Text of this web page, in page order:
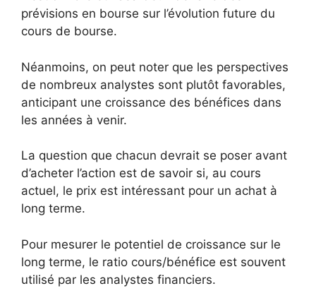
prévisions en bourse sur l’évolution future du
cours de bourse.
Néanmoins, on peut noter que les perspectives
de nombreux analystes sont plutôt favorables,
anticipant une croissance des bénéfices dans
les années à venir.
La question que chacun devrait se poser avant
d’acheter l’action est de savoir si, au cours
actuel, le prix est intéressant pour un achat à
long terme.
Pour mesurer le potentiel de croissance sur le
long terme, le ratio cours/bénéfice est souvent
utilisé par les analystes financiers.